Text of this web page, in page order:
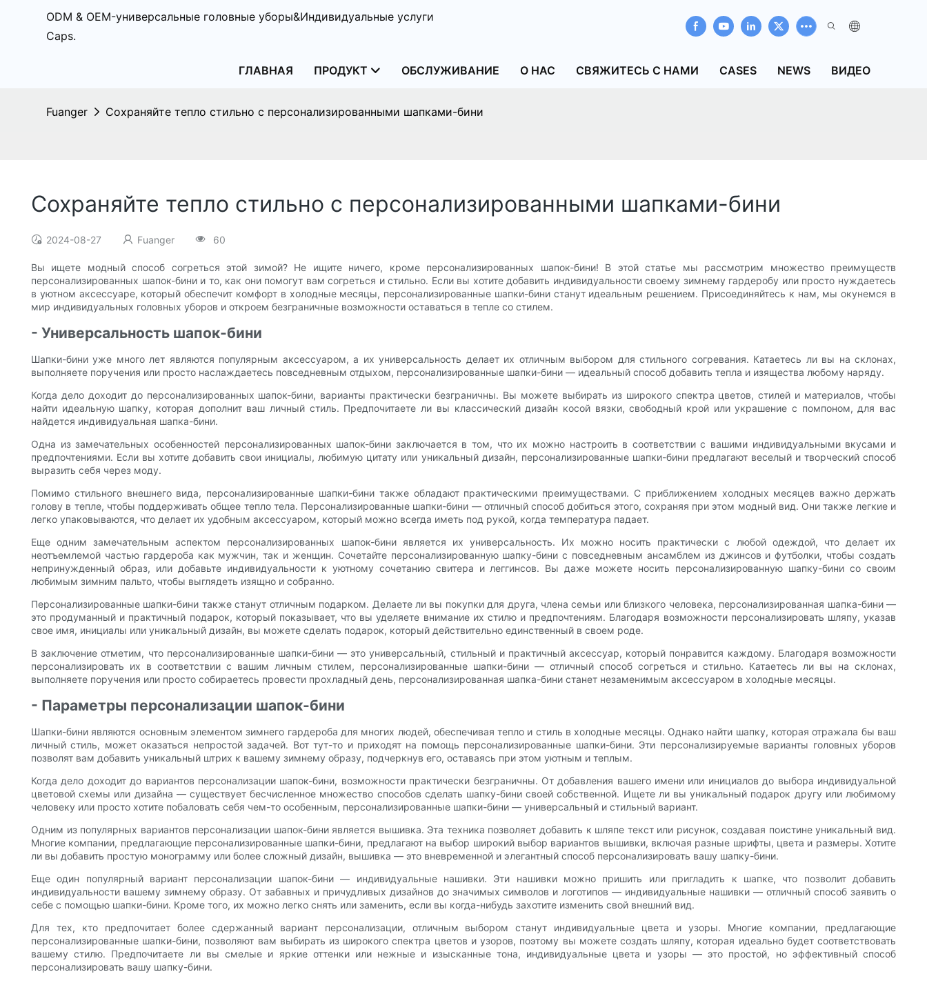
ODM & OEM-универсальные головные уборы&Индивидуальные услуги
Caps.
ГЛАВНАЯ ПРОДУКТ ОБСЛУЖИВАНИЕ О НАС СВЯЖИТЕСЬ С НАМИ CASES NEWS ВИДЕО
Fuanger Сохраняйте тепло стильно с персонализированными шапками-бини
Сохраняйте тепло стильно с персонализированными шапками-бини
2024-08-27 Fuanger 60
Вы ищете модный способ согреться этой зимой? Не ищите ничего, кроме персонализированных шапок-бини! В этой статье мы рассмотрим множество преимуществ
персонализированных шапок-бини и то, как они помогут вам согреться и стильно. Если вы хотите добавить индивидуальности своему зимнему гардеробу или просто нуждаетесь
в уютном аксессуаре, который обеспечит комфорт в холодные месяцы, персонализированные шапки-бини станут идеальным решением. Присоединяйтесь к нам, мы окунемся в
мир индивидуальных головных уборов и откроем безграничные возможности оставаться в тепле со стилем.
- Универсальность шапок-бини
Шапки-бини уже много лет являются популярным аксессуаром, а их универсальность делает их отличным выбором для стильного согревания. Катаетесь ли вы на склонах,
выполняете поручения или просто наслаждаетесь повседневным отдыхом, персонализированные шапки-бини — идеальный способ добавить тепла и изящества любому наряду.
Когда дело доходит до персонализированных шапок-бини, варианты практически безграничны. Вы можете выбирать из широкого спектра цветов, стилей и материалов, чтобы
найти идеальную шапку, которая дополнит ваш личный стиль. Предпочитаете ли вы классический дизайн косой вязки, свободный крой или украшение с помпоном, для вас
найдется индивидуальная шапка-бини.
Одна из замечательных особенностей персонализированных шапок-бини заключается в том, что их можно настроить в соответствии с вашими индивидуальными вкусами и
предпочтениями. Если вы хотите добавить свои инициалы, любимую цитату или уникальный дизайн, персонализированные шапки-бини предлагают веселый и творческий способ
выразить себя через моду.
Помимо стильного внешнего вида, персонализированные шапки-бини также обладают практическими преимуществами. С приближением холодных месяцев важно держать
голову в тепле, чтобы поддерживать общее тепло тела. Персонализированные шапки-бини — отличный способ добиться этого, сохраняя при этом модный вид. Они также легкие и
легко упаковываются, что делает их удобным аксессуаром, который можно всегда иметь под рукой, когда температура падает.
Еще одним замечательным аспектом персонализированных шапок-бини является их универсальность. Их можно носить практически с любой одеждой, что делает их
неотъемлемой частью гардероба как мужчин, так и женщин. Сочетайте персонализированную шапку-бини с повседневным ансамблем из джинсов и футболки, чтобы создать
непринужденный образ, или добавьте индивидуальности к уютному сочетанию свитера и леггинсов. Вы даже можете носить персонализированную шапку-бини со своим
любимым зимним пальто, чтобы выглядеть изящно и собранно.
Персонализированные шапки-бини также станут отличным подарком. Делаете ли вы покупки для друга, члена семьи или близкого человека, персонализированная шапка-бини —
это продуманный и практичный подарок, который показывает, что вы уделяете внимание их стилю и предпочтениям. Благодаря возможности персонализировать шляпу, указав
свое имя, инициалы или уникальный дизайн, вы можете сделать подарок, который действительно единственный в своем роде.
В заключение отметим, что персонализированные шапки-бини — это универсальный, стильный и практичный аксессуар, который понравится каждому. Благодаря возможности
персонализировать их в соответствии с вашим личным стилем, персонализированные шапки-бини — отличный способ согреться и стильно. Катаетесь ли вы на склонах,
выполняете поручения или просто собираетесь провести прохладный день, персонализированная шапка-бини станет незаменимым аксессуаром в холодные месяцы.
- Параметры персонализации шапок-бини
Шапки-бини являются основным элементом зимнего гардероба для многих людей, обеспечивая тепло и стиль в холодные месяцы. Однако найти шапку, которая отражала бы ваш
личный стиль, может оказаться непростой задачей. Вот тут-то и приходят на помощь персонализированные шапки-бини. Эти персонализируемые варианты головных уборов
позволят вам добавить уникальный штрих к вашему зимнему образу, подчеркнув его, оставаясь при этом уютным и теплым.
Когда дело доходит до вариантов персонализации шапок-бини, возможности практически безграничны. От добавления вашего имени или инициалов до выбора индивидуальной
цветовой схемы или дизайна — существует бесчисленное множество способов сделать шапку-бини своей собственной. Ищете ли вы уникальный подарок другу или любимому
человеку или просто хотите побаловать себя чем-то особенным, персонализированные шапки-бини — универсальный и стильный вариант.
Одним из популярных вариантов персонализации шапок-бини является вышивка. Эта техника позволяет добавить к шляпе текст или рисунок, создавая поистине уникальный вид.
Многие компании, предлагающие персонализированные шапки-бини, предлагают на выбор широкий выбор вариантов вышивки, включая разные шрифты, цвета и размеры. Хотите
ли вы добавить простую монограмму или более сложный дизайн, вышивка — это вневременной и элегантный способ персонализировать вашу шапку-бини.
Еще один популярный вариант персонализации шапок-бини — индивидуальные нашивки. Эти нашивки можно пришить или пригладить к шапке, что позволит добавить
индивидуальности вашему зимнему образу. От забавных и причудливых дизайнов до значимых символов и логотипов — индивидуальные нашивки — отличный способ заявить о
себе с помощью шапки-бини. Кроме того, их можно легко снять или заменить, если вы когда-нибудь захотите изменить свой внешний вид.
Для тех, кто предпочитает более сдержанный вариант персонализации, отличным выбором станут индивидуальные цвета и узоры. Многие компании, предлагающие
персонализированные шапки-бини, позволяют вам выбирать из широкого спектра цветов и узоров, поэтому вы можете создать шляпу, которая идеально будет соответствовать
вашему стилю. Предпочитаете ли вы смелые и яркие оттенки или нежные и изысканные тона, индивидуальные цвета и узоры — это простой, но эффективный способ
персонализировать вашу шапку-бини.